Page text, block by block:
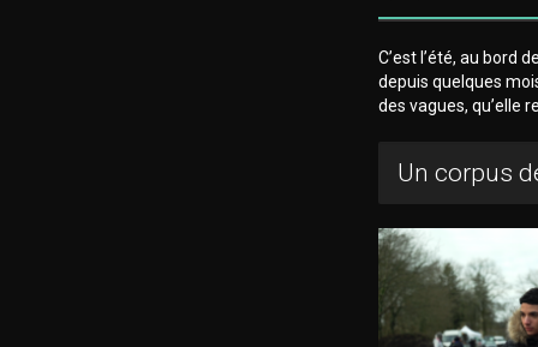
C’est l’été, au bord
depuis quelques
des vagues, qu’elle
Un corpus